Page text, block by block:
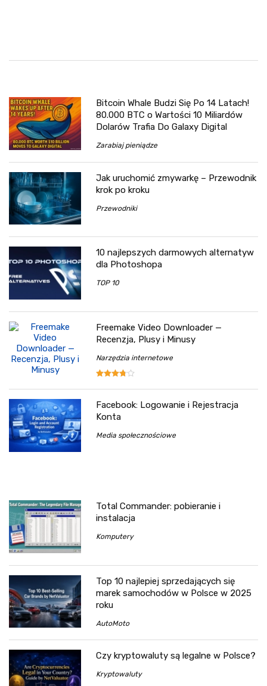
Bitcoin Whale Budzi Się Po 14 Latach!
80.000 BTC o Wartości 10 Miliardów
Dolarów Trafia Do Galaxy Digital
Zarabiaj pieniądze
Jak uruchomić zmywarkę – Przewodnik
krok po kroku
Przewodniki
10 najlepszych darmowych alternatyw
dla Photoshopa
TOP 10
Freemake Video Downloader —
Recenzja, Plusy i Minusy
Narzędzia internetowe
Facebook: Logowanie i Rejestracja
Konta
Media społecznościowe
Total Commander: pobieranie i
instalacja
Komputery
Top 10 najlepiej sprzedających się
marek samochodów w Polsce w 2025
roku
AutoMoto
Czy kryptowaluty są legalne w Polsce?
Kryptowaluty